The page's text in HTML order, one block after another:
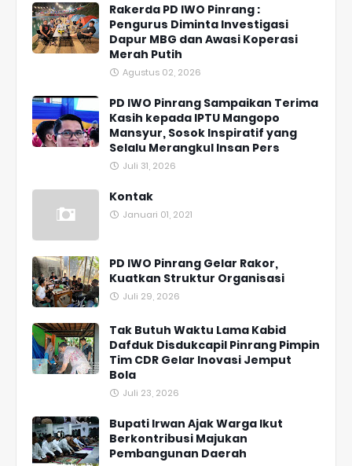
Rakerda PD IWO Pinrang :
Pengurus Diminta Investigasi
Dapur MBG dan Awasi Koperasi
Merah Putih
Agustus 02, 2026
PD IWO Pinrang Sampaikan Terima
Kasih kepada IPTU Mangopo
Mansyur, Sosok Inspiratif yang
Selalu Merangkul Insan Pers
Juli 31, 2026
Kontak
Januari 01, 2021
PD IWO Pinrang Gelar Rakor,
Kuatkan Struktur Organisasi
Juli 29, 2026
Tak Butuh Waktu Lama Kabid
Dafduk Disdukcapil Pinrang Pimpin
Tim CDR Gelar Inovasi Jemput
Bola
Juli 23, 2026
Bupati Irwan Ajak Warga Ikut
Berkontribusi Majukan
Pembangunan Daerah